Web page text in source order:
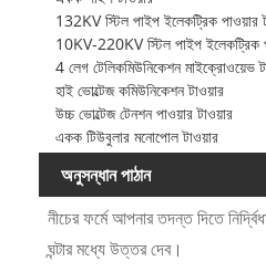
132KV স্টিল পাইপ ইলেকট্রিক পাওয়ার
10KV-220KV স্টিল পাইপ ইলেকট্রিক
4 লেগ টেলিকমিউনিকেশন মাইক্রোওয়েভ
হাই ভোল্টেজ কমিউনিকেশন টাওয়ার
উচ্চ ভোল্টেজ টেনশন পাওয়ার টাওয়ার
একক টিউবুলার মনোপোল টাওয়ার
অনুসন্ধান পাঠান
নীচের ফর্মে আপনার তদন্ত দিতে
ঘন্টার মধ্যে উত্তর দেব।